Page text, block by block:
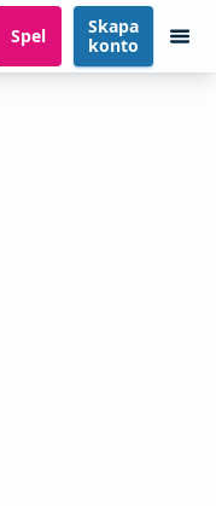
Spel
Skapa
konto